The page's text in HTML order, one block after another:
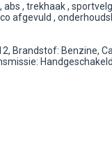
, trekhaak ,
afgevuld ,
Brandstof: Benzine,